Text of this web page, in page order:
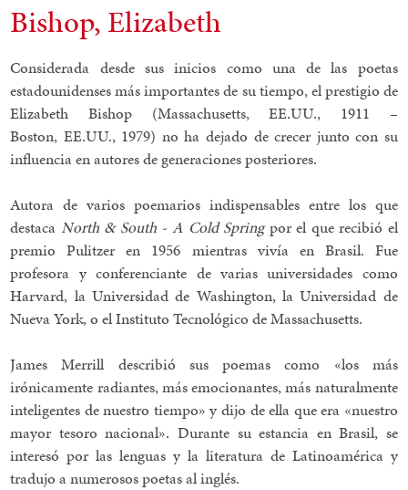
Bishop, Elizabeth
Considerada desde sus inicios como una de las poetas
estadounidenses más importantes de su tiempo, el prestigio de
Elizabeth Bishop (Massachusetts, EE.UU., 1911 –
Boston, EE.UU., 1979) no ha dejado de crecer junto con su
influencia en autores de generaciones posteriores.
Autora de varios poemarios indispensables entre los que
destaca North & South - A Cold Spring por el que recibió el
premio Pulitzer en 1956 mientras vivía en Brasil. Fue
profesora y conferenciante de varias universidades como
Harvard, la Universidad de Washington, la Universidad de
Nueva York, o el Instituto Tecnológico de Massachusetts.
James Merrill describió sus poemas como «los más
irónicamente radiantes, más emocionantes, más naturalmente
inteligentes de nuestro tiempo» y dijo de ella que era «nuestro
mayor tesoro nacional». Durante su estancia en Brasil, se
interesó por las lenguas y la literatura de Latinoamérica y
tradujo a numerosos poetas al inglés.